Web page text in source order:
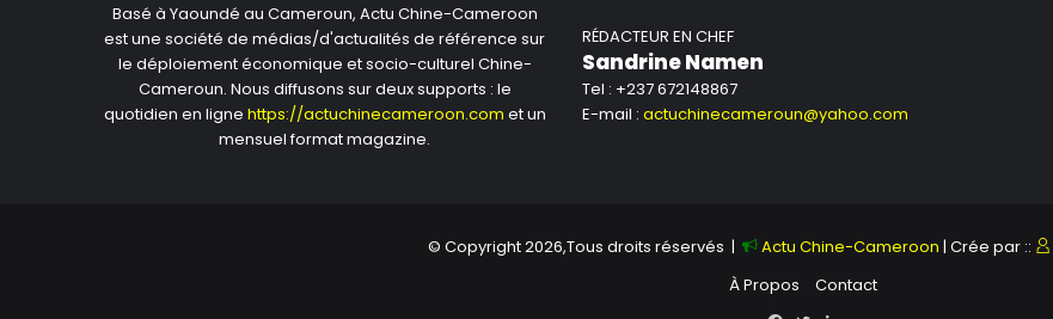
Basé à Yaoundé au Cameroun, Actu Chine-Cameroon
est une société de médias/d'actualités de référence sur
le déploiement économique et socio-culturel Chine-
Cameroun. Nous diffusons sur deux supports : le
quotidien en ligne https://actuchinecameroon.com et un
mensuel format magazine.
RÉDACTEUR EN CHEF
Sandrine Namen
Tel : +237 672148867
E-mail : actuchinecameroun@yahoo.com
© Copyright 2026,Tous droits réservés | Actu Chine-Cameroon | Crée par ::
À Propos
Contact